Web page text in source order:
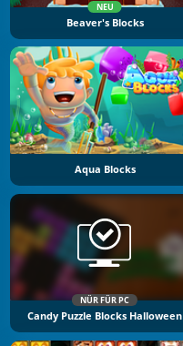
NEU
Beaver's Blocks
Aqua Blocks
NÜR FÜR PC
Candy Puzzle Blocks Halloween